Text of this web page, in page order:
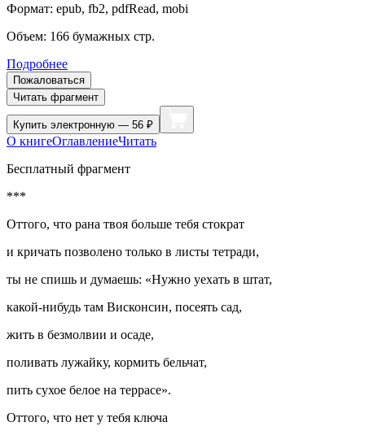
Формат: epub, fb2, pdfRead, mobi
Объем: 166 бумажных стр.
Подробнее
Пожаловаться
Читать фрагмент
Купить электронную — 56 ₽
О книгеОглавлениеЧитать
Бесплатный фрагмент
***
Оттого, что рана твоя больше тебя стократ
и кричать позволено только в листы тетради,
ты не спишь и думаешь: «Нужно уехать в штат,
какой-нибудь там Висконсин, посеять сад,
жить в безмолвии и осаде,
поливать лужайку, кормить бельчат,
пить сухое белое на террасе».
Оттого, что нет у тебя ключа